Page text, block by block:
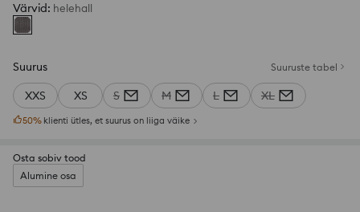
Värvid: helehall
Suurus Suuruste tabel
XXS XS S M L XL
50% klienti ütles, et suurus on liiga väike
Osta sobiv tood
Alumine osa